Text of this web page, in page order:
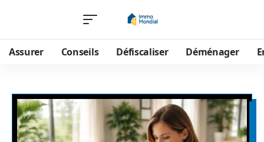
Assurer Conseils Défiscaliser Déménager